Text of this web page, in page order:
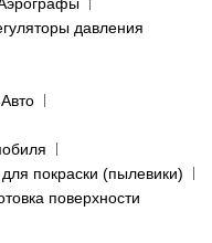
давления
покраски (пылевики)
поверхности